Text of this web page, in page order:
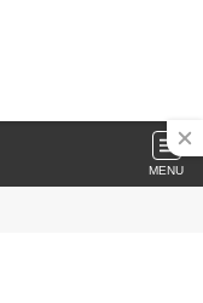
MENU